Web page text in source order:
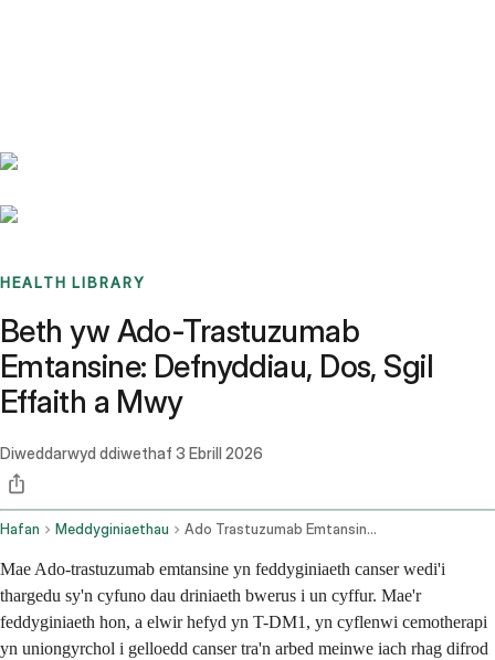
HEALTH LIBRARY
Beth yw Ado-Trastuzumab
Emtansine: Defnyddiau, Dos, Sgil
Effaith a Mwy
Diweddarwyd ddiwethaf 3 Ebrill 2026
Hafan Meddyginiaethau Ado Trastuzumab Emtansine Intravenous Route
Mae Ado-trastuzumab emtansine yn feddyginiaeth canser wedi'i
thargedu sy'n cyfuno dau driniaeth bwerus i un cyffur. Mae'r
feddyginiaeth hon, a elwir hefyd yn T-DM1, yn cyflenwi cemotherapi
yn uniongyrchol i gelloedd canser tra'n arbed meinwe iach rhag difrod